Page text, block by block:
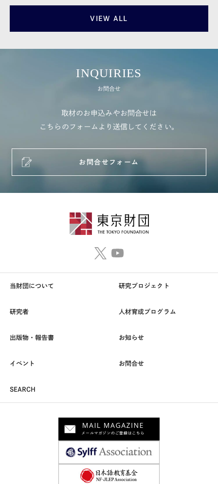
VIEW ALL
INQUIRIES
お問合せ
取材のお申込みやお問合せは
こちらのフォームより送信してください。
お問合せフォーム
当財団について 研究プロジェクト
研究者 人材育成プログラム
出版物・報告書 お知らせ
イベント お問合せ
SEARCH